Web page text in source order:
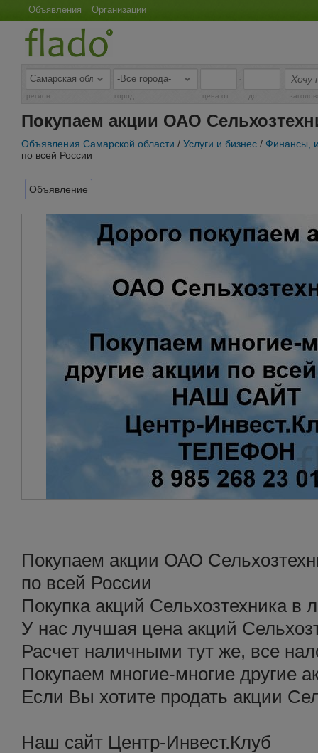
Объявления Организации
-
регион город цена от до
Покупаем акции ОАО
Объявления Самарской области / Услуги и бизнес / Финансы,
по всей России
Объявление
Покупаем акции ОАО
по всей России
Покупка акций Сельхозтехника в
У нас лучшая цена акций
Расчет наличными тут же, все
Покупаем многие-многие другие
Если Вы хотите продать акции
Наш сайт Центр-Инвест.Клуб